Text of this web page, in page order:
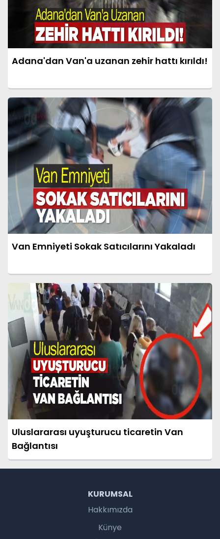
Adana'dan Van'a uzanan zehir hattı kırıldı!
Van Emniyeti Sokak Satıcılarını Yakaladı
Uluslararası uyuşturucu ticaretin Van
Bağlantısı
KURUMSAL
Hakkımızda
Künye